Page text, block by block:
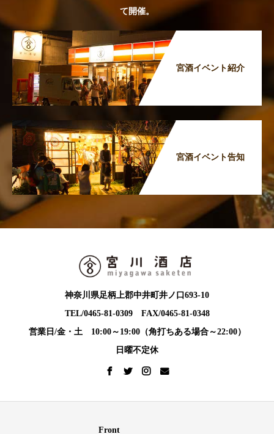
て開催。
宮酒イベント紹介
宮酒イベント告知
神奈川県足柄上郡中井町井ノ口693-10
TEL/0465-81-0309 FAX/0465-81-0348
営業日/金・土 10:00～19:00（角打ちある場合～22:00）
日曜不定休
Front